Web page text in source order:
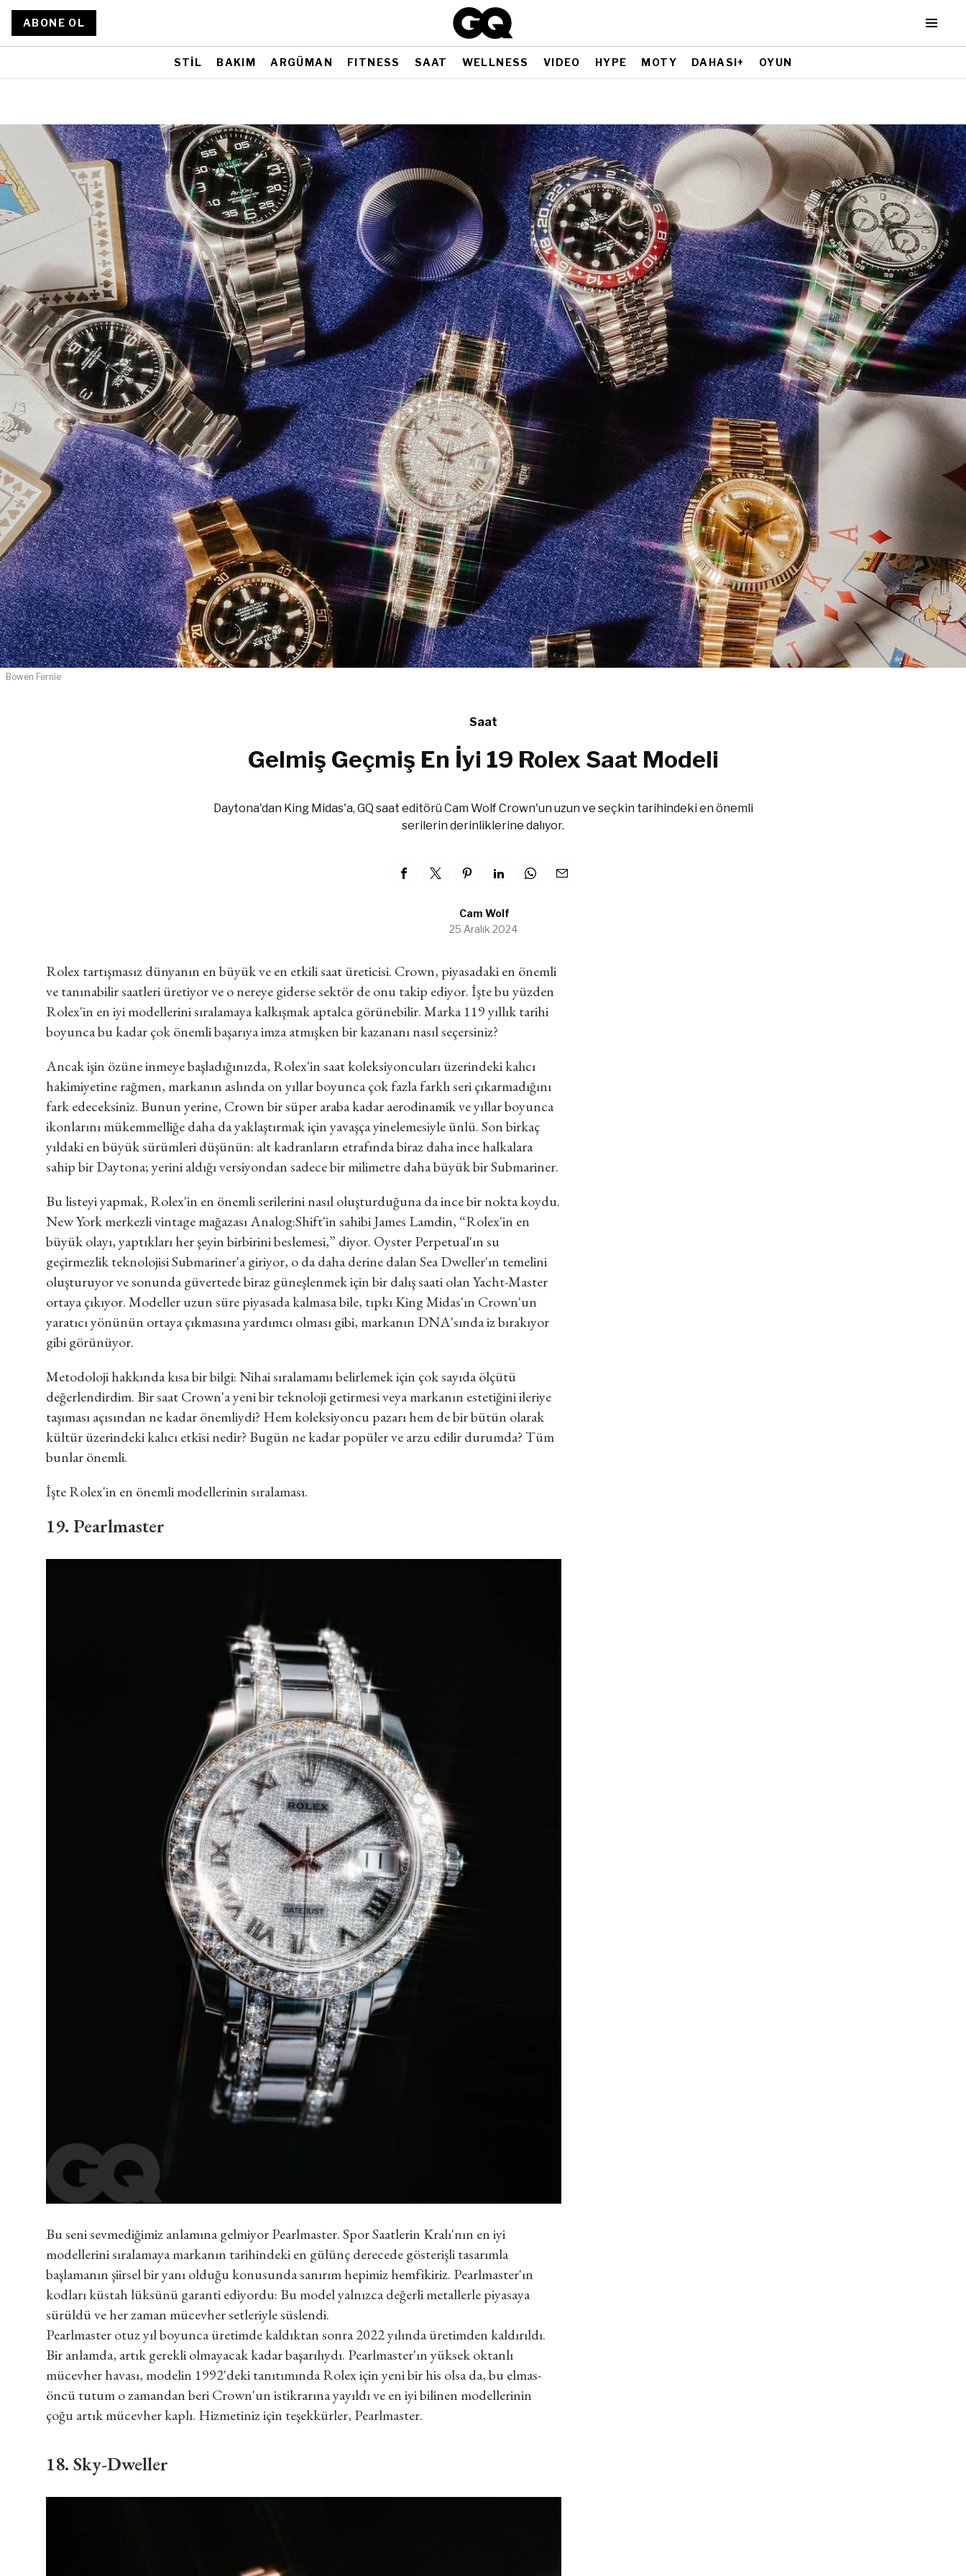
ABONE OL
STİL BAKIM ARGÜMAN FITNESS SAAT WELLNESS VIDEO HYPE MOTY DAHASI+ OYUN
Bowen Fernie
Saat
Gelmiş Geçmiş En İyi 19 Rolex Saat Modeli
Daytona'dan King Midas'a, GQ saat editörü Cam Wolf Crown'un uzun ve seçkin tarihindeki en önemli
serilerin derinliklerine dalıyor.
Cam Wolf
25 Aralık 2024
Rolex tartışmasız dünyanın en büyük ve en etkili saat üreticisi. Crown, piyasadaki en önemli
ve tanınabilir saatleri üretiyor ve o nereye giderse sektör de onu takip ediyor. İşte bu yüzden
Rolex'in en iyi modellerini sıralamaya kalkışmak aptalca görünebilir. Marka 119 yıllık tarihi
boyunca bu kadar çok önemli başarıya imza atmışken bir kazananı nasıl seçersiniz?
Ancak işin özüne inmeye başladığınızda, Rolex'in saat koleksiyoncuları üzerindeki kalıcı
hakimiyetine rağmen, markanın aslında on yıllar boyunca çok fazla farklı seri çıkarmadığını
fark edeceksiniz. Bunun yerine, Crown bir süper araba kadar aerodinamik ve yıllar boyunca
ikonlarını mükemmelliğe daha da yaklaştırmak için yavaşça yinelemesiyle ünlü. Son birkaç
yıldaki en büyük sürümleri düşünün: alt kadranların etrafında biraz daha ince halkalara
sahip bir Daytona; yerini aldığı versiyondan sadece bir milimetre daha büyük bir Submariner.
Bu listeyi yapmak, Rolex'in en önemli serilerini nasıl oluşturduğuna da ince bir nokta koydu.
New York merkezli vintage mağazası Analog:Shift'in sahibi James Lamdin, “Rolex'in en
büyük olayı, yaptıkları her şeyin birbirini beslemesi,” diyor. Oyster Perpetual'ın su
geçirmezlik teknolojisi Submariner'a giriyor, o da daha derine dalan Sea Dweller'ın temelini
oluşturuyor ve sonunda güvertede biraz güneşlenmek için bir dalış saati olan Yacht-Master
ortaya çıkıyor. Modeller uzun süre piyasada kalmasa bile, tıpkı King Midas'ın Crown'un
yaratıcı yönünün ortaya çıkmasına yardımcı olması gibi, markanın DNA'sında iz bırakıyor
gibi görünüyor.
Metodoloji hakkında kısa bir bilgi: Nihai sıralamamı belirlemek için çok sayıda ölçütü
değerlendirdim. Bir saat Crown'a yeni bir teknoloji getirmesi veya markanın estetiğini ileriye
taşıması açısından ne kadar önemliydi? Hem koleksiyoncu pazarı hem de bir bütün olarak
kültür üzerindeki kalıcı etkisi nedir? Bugün ne kadar popüler ve arzu edilir durumda? Tüm
bunlar önemli.
İşte Rolex'in en önemli modellerinin sıralaması.
19. Pearlmaster
Bu seni sevmediğimiz anlamına gelmiyor Pearlmaster. Spor Saatlerin Kralı'nın en iyi
modellerini sıralamaya markanın tarihindeki en gülünç derecede gösterişli tasarımla
başlamanın şiirsel bir yanı olduğu konusunda sanırım hepimiz hemfikiriz. Pearlmaster'ın
kodları küstah lüksünü garanti ediyordu: Bu model yalnızca değerli metallerle piyasaya
sürüldü ve her zaman mücevher setleriyle süslendi.
Pearlmaster otuz yıl boyunca üretimde kaldıktan sonra 2022 yılında üretimden kaldırıldı.
Bir anlamda, artık gerekli olmayacak kadar başarılıydı. Pearlmaster'ın yüksek oktanlı
mücevher havası, modelin 1992'deki tanıtımında Rolex için yeni bir his olsa da, bu elmas-
öncü tutum o zamandan beri Crown'un istikrarına yayıldı ve en iyi bilinen modellerinin
çoğu artık mücevher kaplı. Hizmetiniz için teşekkürler, Pearlmaster.
18. Sky-Dweller